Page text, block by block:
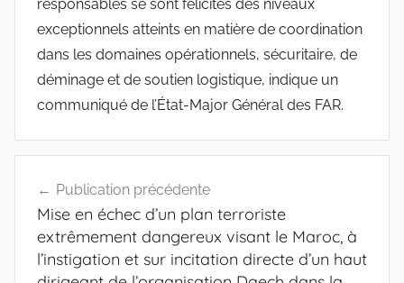
responsables se sont félicités des niveaux
exceptionnels atteints en matière de coordination
dans les domaines opérationnels, sécuritaire, de
déminage et de soutien logistique, indique un
communiqué de l’État-Major Général des FAR.
de
l’article
Publication précédente
Mise en échec d’un plan terroriste
extrêmement dangereux visant le Maroc, à
l’instigation et sur incitation directe d’un haut